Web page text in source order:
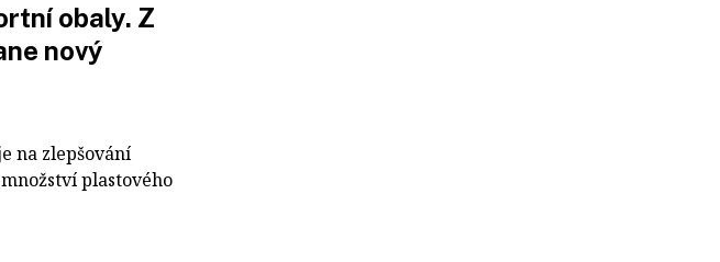
obaly. Z
nový
na zlepšování
plastového